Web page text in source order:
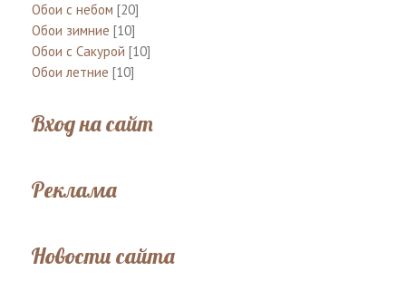
Обои с небом [20]
Обои зимние [10]
Обои с Сакурой [10]
Обои летние [10]
Вход на сайт
Реклама
Новости сайта